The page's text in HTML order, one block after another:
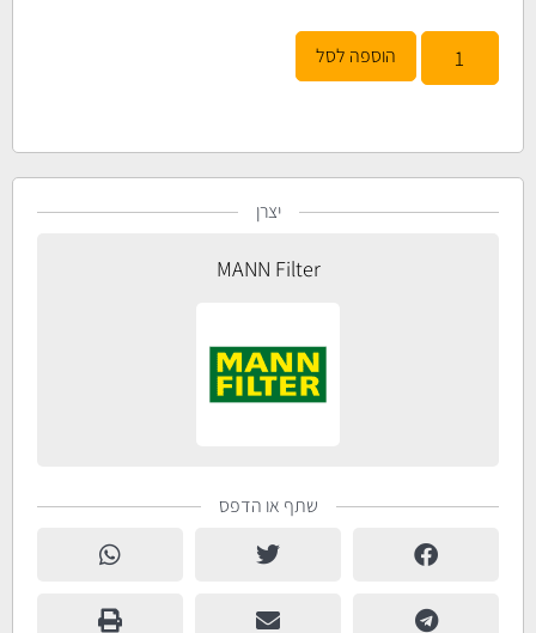
הוספה לסל
יצרן
MANN Filter
שתף או הדפס